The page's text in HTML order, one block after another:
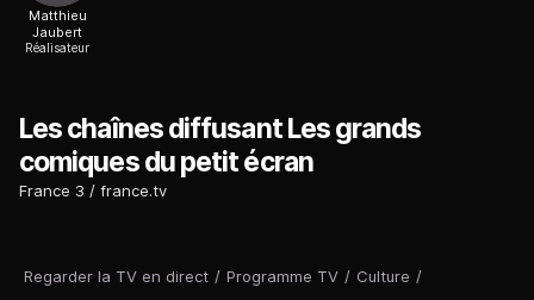
Regarder la TV en direct / Programme TV / Culture /
Matthieu
Jaubert
Réalisateur
Les chaînes diffusant Les grands
comiques du petit écran
France 3 france.tv